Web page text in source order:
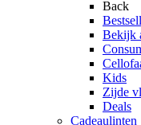
Back
Bekijk
Kids
Zijde
Deals
Cadeaulinten